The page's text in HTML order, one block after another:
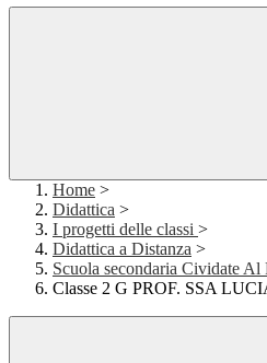
Home >
Didattica >
I progetti delle classi >
Didattica a Distanza >
Scuola secondaria Cividate Al
Classe 2 G PROF. SSA